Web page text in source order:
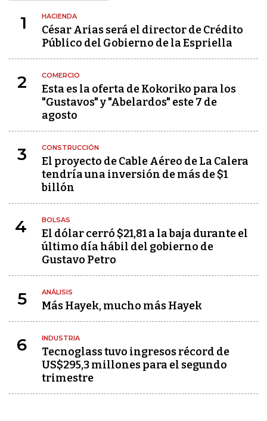
1 HACIENDA
César Arias será el director de Crédito
Público del Gobierno de la Espriella
2 COMERCIO
Esta es la oferta de Kokoriko para los
"Gustavos" y "Abelardos" este 7 de
agosto
3 CONSTRUCCIÓN
El proyecto de Cable Aéreo de La Calera
tendría una inversión de más de $1
billón
4 BOLSAS
El dólar cerró $21,81 a la baja durante el
último día hábil del gobierno de
Gustavo Petro
5 ANÁLISIS
Más Hayek, mucho más Hayek
6 INDUSTRIA
Tecnoglass tuvo ingresos récord de
US$295,3 millones para el segundo
trimestre